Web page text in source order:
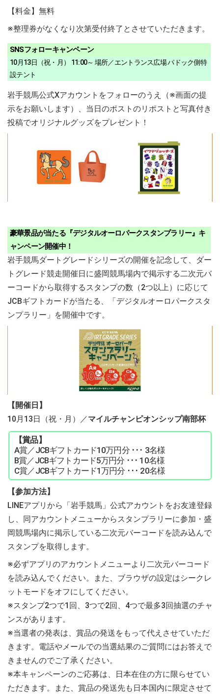
【料金】無料
※整理券がなくなり次第受付終了とさせていただきます。
SNSフォローキャンペーン
10月13日（祝・月） 11:00～ 場所／エントランス広場 パドック側特
設テント
岩手競馬公式Xアカウントをフォローのうえ（※画面の提
示をお願いします）、当日のポストのリポストと写真付き
投稿でオリジナルグッズをプレゼント！
豪華景品が当たる『デジタルオーロパークスタンプラリー』キ
ャンペーン開催中！
岩手競馬ダートグレードシリーズの開催を記念して、ダー
トグレード競走開催日に盛岡競馬場内で掲示する二次元バ
ーコードから取得するスタンプの数（2つ以上）に応じて
JCBギフトカードが当たる、「デジタルオーロパークスタ
ンプラリー」を開催中です。
【開催日】
10月13日（祝・月）／マイルチャンピオンシップ南部杯
【賞品】
A賞／JCBギフトカード10万円分 ･･･ 3名様
B賞／JCBギフトカード5万円分 ･･･ 10名様
C賞／JCBギフトカード1万円分 ･･･ 20名様
【参加方法】
LINEアプリから「岩手競馬」公式アカウントをお友達登録
し、同アカウントメニューからスタンプラリーに参加・盛
岡競馬場内に掲示している二次元バーコードを読み込んで
スタンプを取得します。
※必ずアプリのアカウントメニューより二次元バーコード
を読み込んでください。また、ブラウザの設定はシークレ
ットモードをオフにしてください。
※スタンプ2つで1回、3つで2回、4つで最多3回抽選のチャ
ンスがあります。
※当選者の発表は、賞品の発送をもって代えさせていただ
きます。電話やメールでの当選結果のご質問にはお答えで
きませんのでご了承ください。
※本キャンペーンのご応募は、日本在住の方に限らせてい
ただきます。また、賞品の発送先も日本国内に限定させて